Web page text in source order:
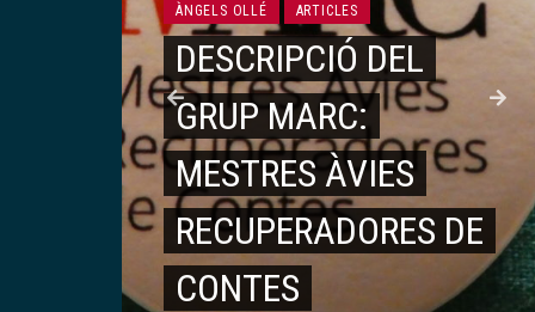
ÀNGELS OLLÉ
ARTICLES
DESCRIPCIÓ DEL
GRUP MARC:
MESTRES ÀVIES
RECUPERADORES DE
CONTES
ARTICLES
MONOGRÀFIC DEDICAT A TERESA PÀMIES
TERESA PÀMIES
FEMINISME I
LITERATURA
PERAGNÈS TODA I BONET
DATA DE